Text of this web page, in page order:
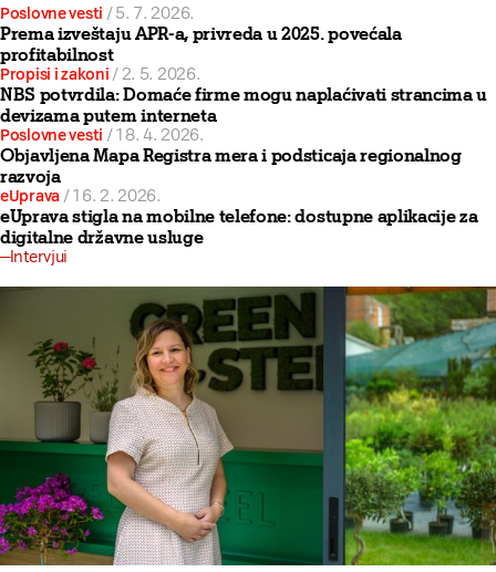
Poslovne vesti /5. 7. 2026.
Prema izveštaju APR-a, privreda u 2025. povećala
profitabilnost
Propisi i zakoni / 2. 5. 2026.
NBS potvrdila: Domaće firme mogu naplaćivati strancima u
devizama putem interneta
Poslovne vesti /18. 4. 2026.
Objavljena Mapa Registra mera i podsticaja regionalnog
razvoja
eUprava /16. 2. 2026.
eUprava stigla na mobilne telefone: dostupne aplikacije za
digitalne državne usluge
Intervjui